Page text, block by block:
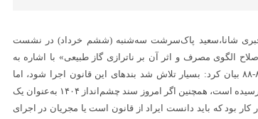
خبری شانا،سعید پاک‌سرشت سه‌شنبه (ششم خرداد) در نشست
الگوی مصرف و اثر آن بر ناترازی گاز طبیعی» با اشاره به
تصویب قانون اصلاح الگوی مصرف در سال‌های ۸۹-۸۸ بیان کرد: بسیار تلاش شد بندهای این قانون اجرا شود، اما
امروز می‌بینیم که درصد کمی از آن قوانین به عمل رسیده است، همچنین اگر امروز سند چشم‌انداز ۱۴۰۴ به‌عنوان یک
بود که باید دانست ایراد از قانون است یا مجریان در اجرای